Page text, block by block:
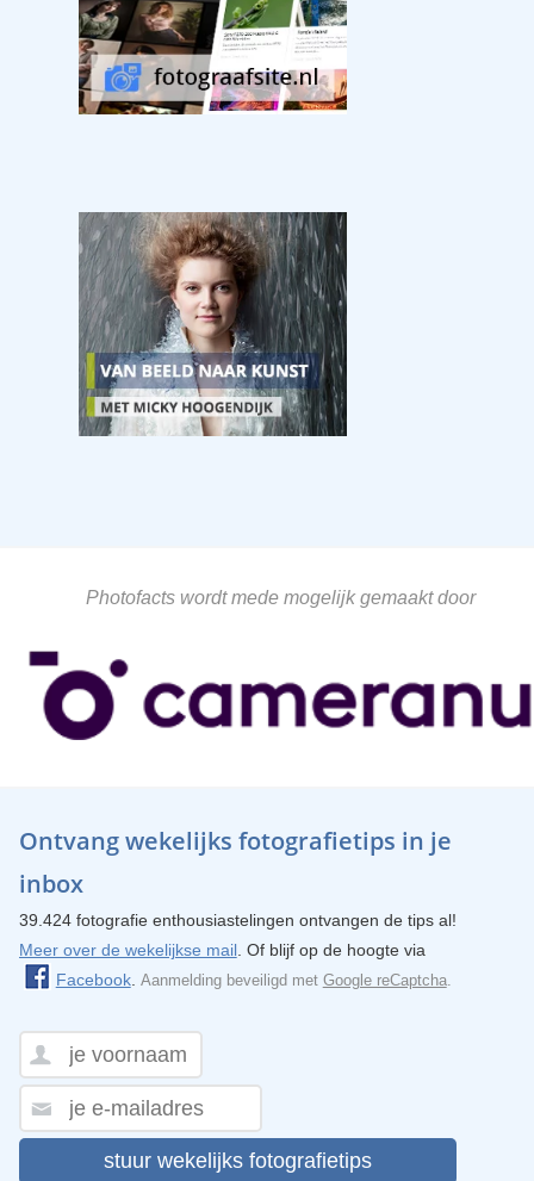
Photofacts wordt mede mogelijk gemaakt door
Ontvang wekelijks fotografietips in je
inbox
39.424 fotografie enthousiastelingen ontvangen de tips al!
Meer over de wekelijkse mail. Of blijf op de hoogte via
Facebook. Aanmelding beveiligd met Google reCaptcha.
stuur wekelijks fotografietips